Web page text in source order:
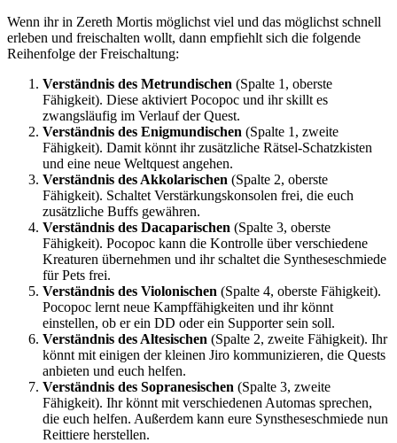
Wenn ihr in Zereth Mortis möglichst viel und das möglichst schnell
erleben und freischalten wollt, dann empfiehlt sich die folgende
Reihenfolge der Freischaltung:
Verständnis des Metrundischen (Spalte 1, oberste
Fähigkeit). Diese aktiviert Pocopoc und ihr skillt es
zwangsläufig im Verlauf der Quest.
Verständnis des Enigmundischen (Spalte 1, zweite
Fähigkeit). Damit könnt ihr zusätzliche Rätsel-Schatzkisten
und eine neue Weltquest angehen.
Verständnis des Akkolarischen (Spalte 2, oberste
Fähigkeit). Schaltet Verstärkungskonsolen frei, die euch
zusätzliche Buffs gewähren.
Verständnis des Dacaparischen (Spalte 3, oberste
Fähigkeit). Pocopoc kann die Kontrolle über verschiedene
Kreaturen übernehmen und ihr schaltet die Syntheseschmiede
für Pets frei.
Verständnis des Violonischen (Spalte 4, oberste Fähigkeit).
Pocopoc lernt neue Kampffähigkeiten und ihr könnt
einstellen, ob er ein DD oder ein Supporter sein soll.
Verständnis des Altesischen (Spalte 2, zweite Fähigkeit). Ihr
könnt mit einigen der kleinen Jiro kommunizieren, die Quests
anbieten und euch helfen.
Verständnis des Sopranesischen (Spalte 3, zweite
Fähigkeit). Ihr könnt mit verschiedenen Automas sprechen,
die euch helfen. Außerdem kann eure Synstheseschmiede nun
Reittiere herstellen.